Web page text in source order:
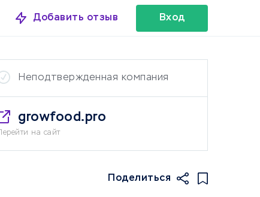
Добавить отзыв Вход
Неподтвержденная компания
growfood.pro
Перейти на сайт
Поделиться